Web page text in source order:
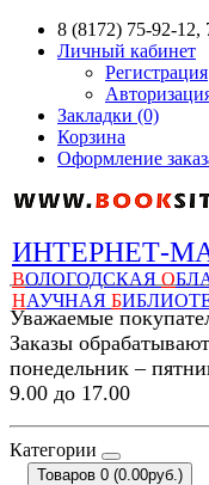
8 (8172) 75-92-12,
Личный кабинет
Регистрация
Закладки (0)
Корзина
Оформление
ИНТЕРНЕТ-
ВОЛОГОДСКАЯ О
НАУЧНАЯ Б
Уважаемые
Заказы
понедельник –
9.00 до 17.00
Категории
Товаров 0 (0.00руб.)